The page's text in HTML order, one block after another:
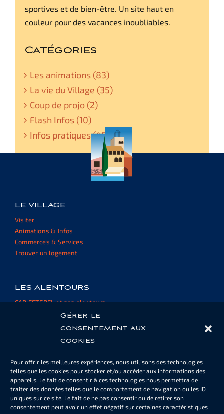
Gérer le
consentement aux
cookies
Pour offrir les meilleures expériences, nous utilisons des technologies
telles que les cookies pour stocker et/ou accéder aux informations des
appareils. Le fait de consentir à ces technologies nous permettra de
traiter des données telles que le comportement de navigation ou les ID
uniques sur ce site. Le fait de ne pas consentir ou de retirer son
consentement peut avoir un effet négatif sur certaines caractéristiques
sportives et de bien-être. Un site haut en
couleur pour des vacances inoubliables.
Catégories
Les animations (83)
La vie du Village (35)
Coup de projo (2)
Flash Infos (10)
Infos pratiques (48)
LE VILLAGE
Visiter
Animations & Infos
Commerces & Services
Trouver un logement
LES ALENTOURS
CAP ESTEREL et ses alentours
Informations et ressources
Cartes de piscine ou de parking
Informations
Documents